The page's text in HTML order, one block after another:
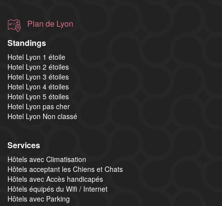
Plan de Lyon
Standings
Hotel Lyon 1 étoile
Hotel Lyon 2 étoiles
Hotel Lyon 3 étoiles
Hotel Lyon 4 étoiles
Hotel Lyon 5 étoiles
Hotel Lyon pas cher
Hotel Lyon Non classé
Services
Hôtels avec Climatisation
Hôtels acceptant les Chiens et Chats
Hôtels avec Accès handicapés
Hôtels équipés du Wifi / Internet
Hôtels avec Parking